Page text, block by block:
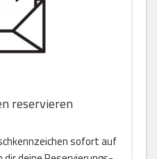
reservieren
sofort auf